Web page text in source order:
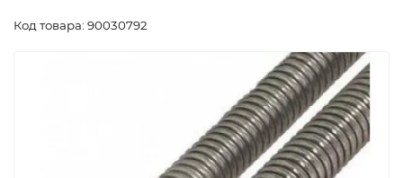
Код товара: 90030792